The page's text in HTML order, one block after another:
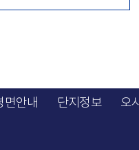
면안내 단지정보 오